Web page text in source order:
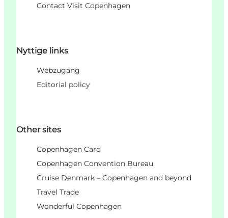
Contact Visit Copenhagen
Nyttige links
Webzugang
Editorial policy
Other sites
Copenhagen Card
Copenhagen Convention Bureau
Cruise Denmark – Copenhagen and beyond
Travel Trade
Wonderful Copenhagen